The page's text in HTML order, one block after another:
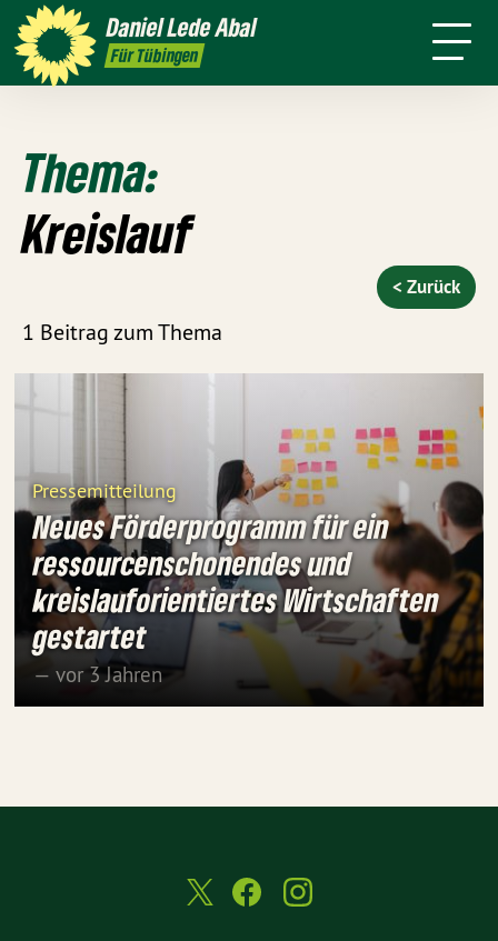
DanielLede Abal
Für Tübingen
Presse Pressebilder Kontakt
mich
Thema:
Kreislauf
1 Beitrag zum Thema
< Zurück
Pressemitteilung
Neues Förderprogramm für ein
ressourcenschonendes und
kreislauforientiertes Wirtschaften
gestartet
— vor 3 Jahren